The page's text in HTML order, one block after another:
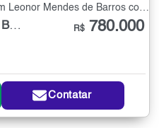
Apartamento à Venda no Jardim Leonor Mendes de Barros com 2 quartos - 70 m²
Jardim Leonor Mendes de Barros R$ 780.000
Contatar